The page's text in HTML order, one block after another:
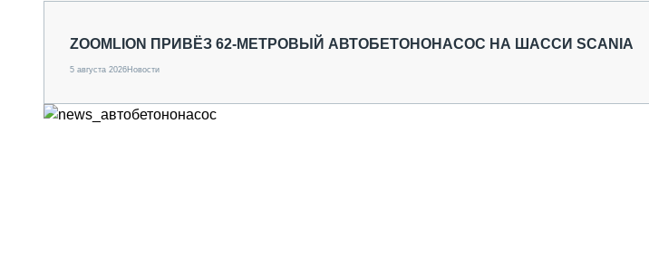
ZOOMLION ПРИВЁЗ 62-МЕТРОВЫЙ АВТОБЕТОНОНАСОС НА ШАССИ SCANIA
5 августа 2026Новости